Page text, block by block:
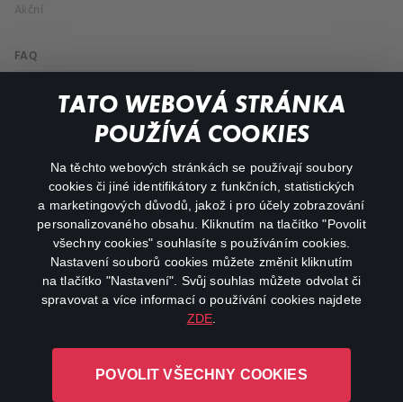
TATO WEBOVÁ STRÁNKA
POUŽÍVÁ COOKIES
Na těchto webových stránkách se používají soubory
cookies či jiné identifikátory z funkčních, statistických
a marketingových důvodů, jakož i pro účely zobrazování
personalizovaného obsahu. Kliknutím na tlačítko "Povolit
všechny cookies" souhlasíte s používáním cookies.
Nastavení souborů cookies můžete změnit kliknutím
na tlačítko "Nastavení". Svůj souhlas můžete odvolat či
spravovat a více informací o používání cookies najdete
ZDE
POVOLIT VŠECHNY COOKIES
Akční
FAQ
Můj účet
Důležité odkazy
facebookinstagram
youtube
L-1246 Luxembourg R.C.S.